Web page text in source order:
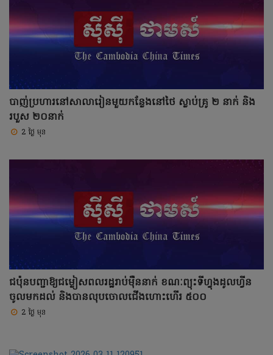
បាញ់ប្រហារនៅសាលារៀនមួយកន្លែងនៅថៃ ស្លាប់គ្រូ ២ នាក់ និង
របួស ២០នាក់
2 ថ្ងៃ មុន
ជប៉ុនបញ្ជាឱ្យជម្លៀសពលរដ្ឋរាប់ម៉ឺននាក់ ខណៈព្យុះទីហ្វុងដូលហ្វីន
ចូលមកដល់ និងបានលុបចោលជើងហោះហើរ ៥០០
2 ថ្ងៃ មុន